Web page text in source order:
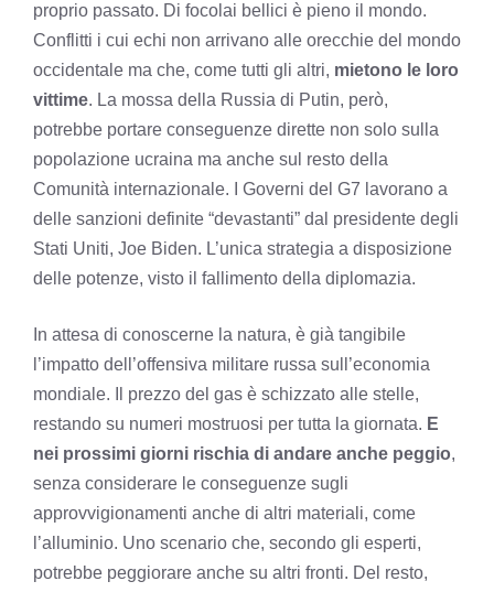
proprio passato. Di focolai bellici è pieno il mondo.
Conflitti i cui echi non arrivano alle orecchie del mondo
occidentale ma che, come tutti gli altri, mietono le loro
vittime. La mossa della Russia di Putin, però,
potrebbe portare conseguenze dirette non solo sulla
popolazione ucraina ma anche sul resto della
Comunità internazionale. I Governi del G7 lavorano a
delle sanzioni definite “devastanti” dal presidente degli
Stati Uniti, Joe Biden. L’unica strategia a disposizione
delle potenze, visto il fallimento della diplomazia.
In attesa di conoscerne la natura, è già tangibile
l’impatto dell’offensiva militare russa sull’economia
mondiale. Il prezzo del gas è schizzato alle stelle,
restando su numeri mostruosi per tutta la giornata. E
nei prossimi giorni rischia di andare anche peggio,
senza considerare le conseguenze sugli
approvvigionamenti anche di altri materiali, come
l’alluminio. Uno scenario che, secondo gli esperti,
potrebbe peggiorare anche su altri fronti. Del resto,